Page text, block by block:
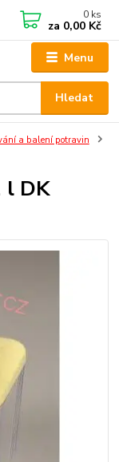
Menu
Hledat
0 ks
za 0,00 Kč
a balení potravin
l DK